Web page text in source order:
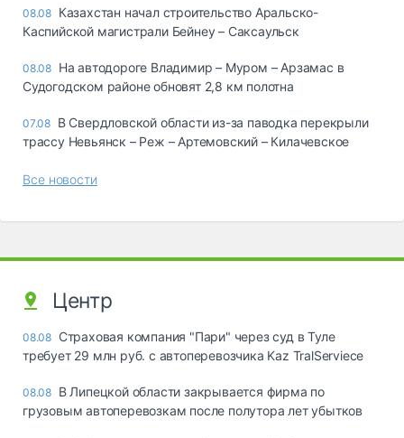
08.08 Казахстан начал строительство Аральско-
Каспийской магистрали Бейнеу – Саксаульск
08.08 На автодороге Владимир – Муром – Арзамас в
Судогодском районе обновят 2,8 км полотна
07.08 В Свердловской области из-за паводка перекрыли
трассу Невьянск – Реж – Артемовский – Килачевское
Все новости
Центр
08.08 Страховая компания "Пари" через суд в Туле
требует 29 млн руб. с автоперевозчика Kaz TralServiece
08.08 В Липецкой области закрывается фирма по
грузовым автоперевозкам после полутора лет убытков